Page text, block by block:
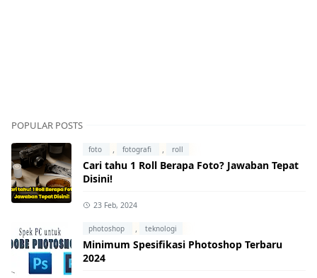
POPULAR POSTS
foto , fotografi , roll
Cari tahu 1 Roll Berapa Foto? Jawaban Tepat
Disini!
23 Feb, 2024
photoshop , teknologi
Minimum Spesifikasi Photoshop Terbaru
2024